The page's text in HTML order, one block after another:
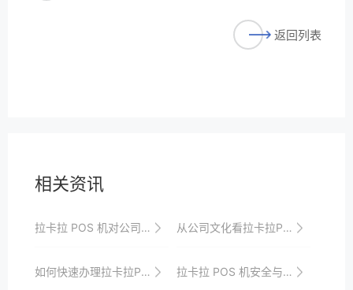
返回列表
相关资讯
拉卡拉 POS 机对公司品牌形象的影响 从公司文化看拉卡拉POS机的服务质量与竞争力
如何快速办理拉卡拉POS机，让您的店铺更具竞争力 拉卡拉 POS 机安全与用户信任